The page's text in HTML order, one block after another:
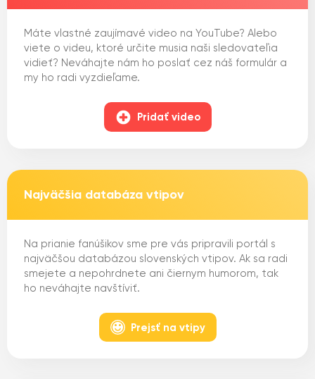
Máte vlastné zaujímavé video na YouTube? Alebo
viete o videu, ktoré určite musia naši sledovateľia
vidieť? Neváhajte nám ho poslať cez náš formulár a
my ho radi vyzdieľame.
Pridať video
Najväčšia databáza vtipov
Na prianie fanúšikov sme pre vás pripravili portál s
najväčšou databázou slovenských vtipov. Ak sa radi
smejete a nepohrdnete ani čiernym humorom, tak
ho neváhajte navštíviť.
Prejsť na vtipy